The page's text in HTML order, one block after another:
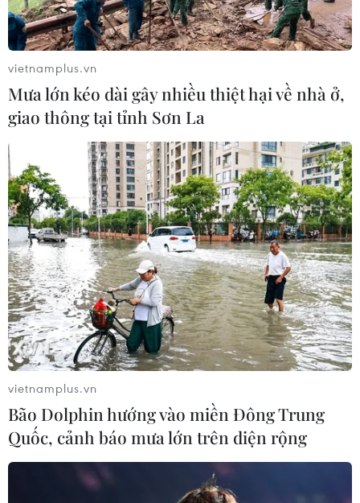
Vắcxin COVID-19 của Trung Quốc sắp
hoàn tất thử nghiệm lâm sàng
16/07/2020 14:47
Vắcxin của Sinopharm đã vượt qua hai giai đoạn thử
nghiệm đầu tiên, với kết quả 100% các tình nguyện viên
phát triển kháng thể sau khi dùng hai liều vắcxin trong
28 ngày.
vietnamplus.vn
Mưa lớn kéo dài gây nhiều thiệt hại về nhà ở,
giao thông tại tỉnh Sơn La
vietnamplus.vn
Bão Dolphin hướng vào miền Đông Trung
Quốc, cảnh báo mưa lớn trên diện rộng